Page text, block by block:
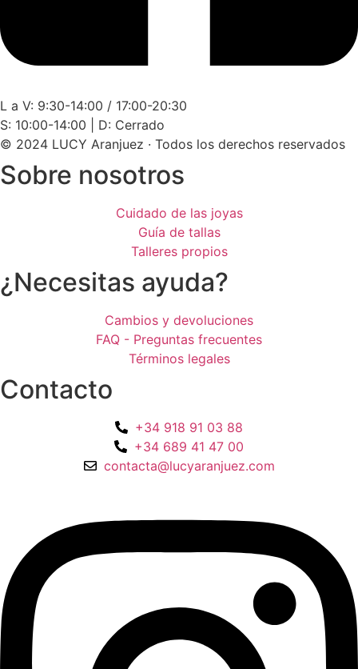
L a V: 9:30-14:00 / 17:00-20:30
S: 10:00-14:00 | D: Cerrado
© 2024 LUCY Aranjuez · Todos los derechos reservados
Sobre nosotros
Cuidado de las joyas
Guía de tallas
Talleres propios
¿Necesitas ayuda?
Cambios y devoluciones
FAQ - Preguntas frecuentes
Términos legales
Contacto
+34 918 91 03 88
+34 689 41 47 00
contacta@lucyaranjuez.com